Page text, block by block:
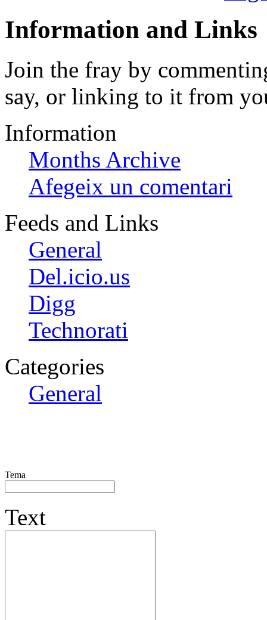
Information and Links
Join the fray by
say, or linking to it from
Information
Months Archive
Afegeix un comentari
Feeds and Links
General
Del.icio.us
Digg
Technorati
Categories
General
Tema
Text